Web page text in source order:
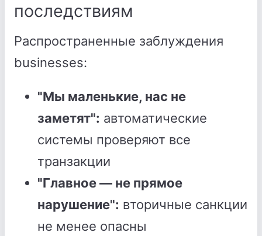
последствиям
Распространенные заблуждения
businesses:
"Мы маленькие, нас не
заметят": автоматические
системы проверяют все
транзакции
"Главное — не прямое
нарушение": вторичные санкции
не менее опасны